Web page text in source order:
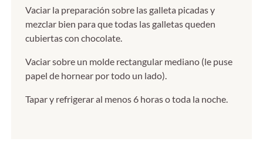
Vaciar la preparación sobre las galleta picadas y
mezclar bien para que todas las galletas queden
cubiertas con chocolate.
Vaciar sobre un molde rectangular mediano (le puse
papel de hornear por todo un lado).
Tapar y refrigerar al menos 6 horas o toda la noche.